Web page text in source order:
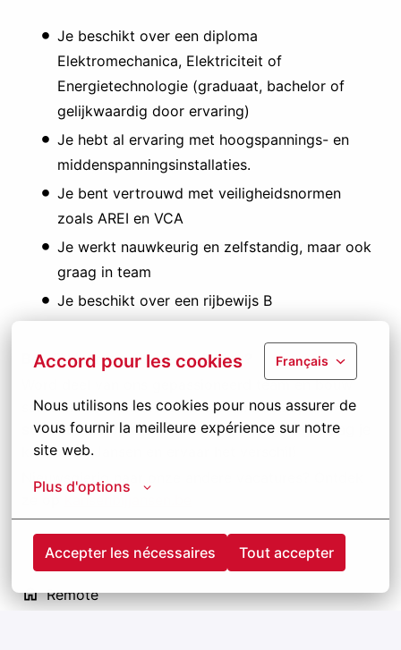
Accord pour les cookies Français
Nous utilisons les cookies pour nous assurer de
vous fournir la meilleure expérience sur notre
site web.
Plus d'options
Accepter les nécessaires Tout accepter
Je beschikt over een diploma
Elektromechanica, Elektriciteit of
Energietechnologie (graduaat, bachelor of
gelijkwaardig door ervaring)
Je hebt al ervaring met hoogspannings- en
middenspanningsinstallaties.
Je bent vertrouwd met veiligheidsnormen
zoals AREI en VCA
Je werkt nauwkeurig en zelfstandig, maar ook
graag in team
Je beschikt over een rijbewijs B
Ben jij klaar voor deze uitdaging?
Word deel van ons gepassioneerd team en bouw
samen met ons aan de toekomst!Druk op de
sollicitatieknopen solliciteer vandaag nog. Waag je
kansen bij Jansen en ervaar het verschil!
Nieuwsgierig naar onze andere vacatures? Ontdek
kansenbijjansen.be
Remote